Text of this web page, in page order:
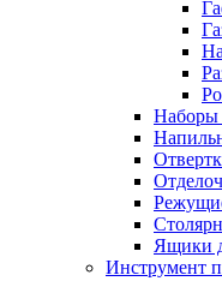
Наборы
Ящики
Инструмент